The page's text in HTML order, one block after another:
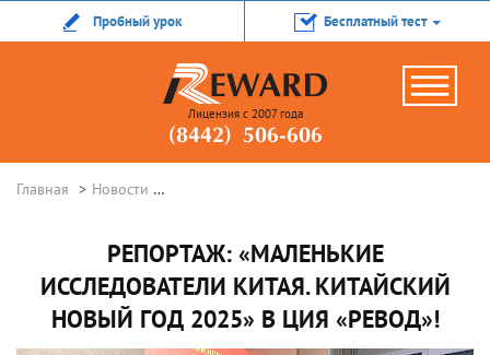
Пробный урок Бесплатный тест
Лицензия с 2007 года
(8442) 506-606
Главная Новости
РЕПОРТАЖ: «МАЛЕНЬКИЕ
ИССЛЕДОВАТЕЛИ КИТАЯ. КИТАЙСКИЙ
НОВЫЙ ГОД 2025» В ЦИЯ «РЕВОД»!